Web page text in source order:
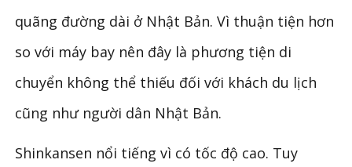
quãng đường dài ở Nhật Bản. Vì thuận tiện hơn
so với máy bay nên đây là phương tiện di
chuyển không thể thiếu đối với khách du lịch
cũng như người dân Nhật Bản.
Shinkansen nổi tiếng vì có tốc độ cao. Tuy